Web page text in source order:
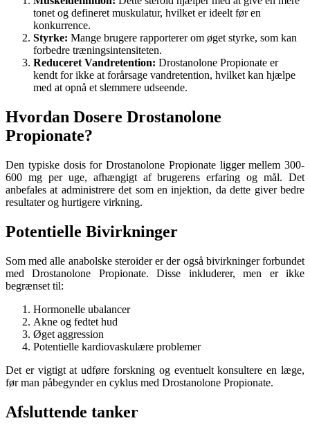
tonet og defineret muskulatur, hvilket er ideelt før en
konkurrence.
Styrke: Mange brugere rapporterer om øget styrke, som kan
forbedre træningsintensiteten.
Reduceret Vandretention: Drostanolone Propionate er
kendt for ikke at forårsage vandretention, hvilket kan hjælpe
med at opnå et slemmere udseende.
Hvordan Dosere Drostanolone
Propionate?
Den typiske dosis for Drostanolone Propionate ligger mellem 300-
600 mg per uge, afhængigt af brugerens erfaring og mål. Det
anbefales at administrere det som en injektion, da dette giver bedre
resultater og hurtigere virkning.
Potentielle Bivirkninger
Som med alle anabolske steroider er der også bivirkninger forbundet
med Drostanolone Propionate. Disse inkluderer, men er ikke
begrænset til:
Hormonelle ubalancer
Akne og fedtet hud
Øget aggression
Potentielle kardiovaskulære problemer
Det er vigtigt at udføre forskning og eventuelt konsultere en læge,
før man påbegynder en cyklus med Drostanolone Propionate.
Afsluttende tanker